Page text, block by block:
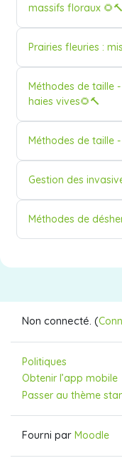
massifs floraux 🌻🔨
Nom du cours
Prairies fleuries :
Nom du cours
Méthodes de taille
haies vives🌻🔨
Nom du cours
Méthodes de taille
Nom du cours
Gestion des
Nom du cours
Méthodes de
Non connecté. (
Politiques
Obtenir l’app mobile
Passer au thème
Fourni par Moodle